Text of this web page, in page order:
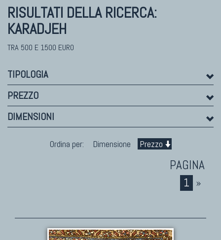
RISULTATI DELLA RICERCA:
KARADJEH
TRA 500 E 1500 EURO
TIPOLOGIA
PREZZO
DIMENSIONI
Ordina per: Dimensione Prezzo
1 »